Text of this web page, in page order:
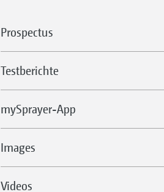
Prospectus
Testberichte
mySprayer-App
Images
Videos